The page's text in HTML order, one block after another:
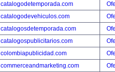
catalogodetemporada.com
catalogodevehiculos.com
catalogosdetemporada.com
catalogospublicitarios.com
colombiapublicidad.com
commerceandmarketing.com